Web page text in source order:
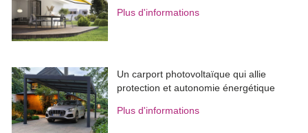
Plus d'informations
Un carport photovoltaïque qui allie
protection et autonomie énergétique
Plus d'informations